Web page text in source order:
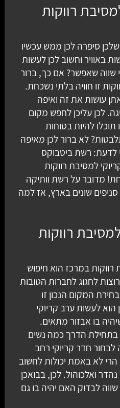
רווקות
סיפרה לכן ממש עכשיו
באוויר וחשוב לכן לעשות
שווה שאפשר? אם כך, ברור
זו חוויה בלתי נשכחת.
עושות את זה ואיפה
לכן עליכן לחפש מקום
להיות בטוחות
לא ברור לכן מאיפה
לדעת: רשת ביטבוקס
למסיבת רווקות
מדובר על רשת וותיקה
שונים בארץ, אז למה
רווקות
במרכז הוא חיפוש
לחגוג לחברות הטובות
המקום הנכון זו
לעשות ערב קריוקי
בו אבזור מתאים.
הדרך כמה נשים
לבחור חדר קריוקי רחב
לא באמת יכולות לחשוב
ואלכוהול. לכן, בבואכן
לבדוק האם יהיה בו גם